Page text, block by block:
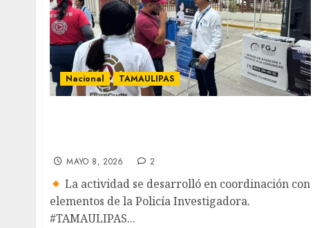
Nacional TAMAULIPAS
MAYO 8, 2026 2
La actividad se desarrolló en coordinación con
elementos de la Policía Investigadora.
#TAMAULIPAS...